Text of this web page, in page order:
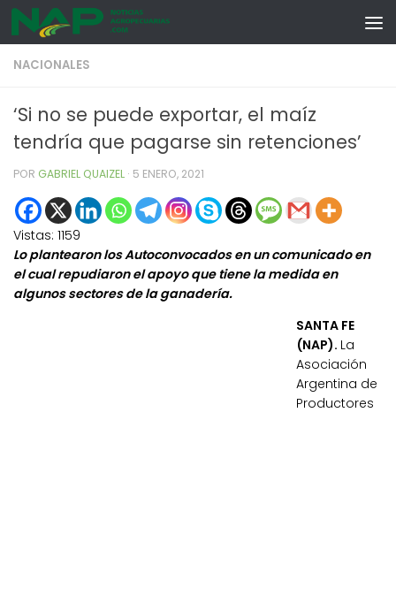
Skip to content
NACIONALES
‘Si no se puede exportar, el maíz
tendría que pagarse sin retenciones’
POR GABRIEL QUAIZEL · 5 ENERO, 2021
Vistas: 1159
Lo plantearon los Autoconvocados en un comunicado en
el cual repudiaron el apoyo que tiene la medida en
algunos sectores de la ganadería.
SANTA FE
(NAP). La
Asociación
Argentina de
Productores